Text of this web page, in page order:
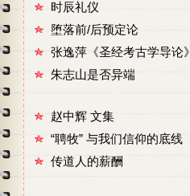
时辰礼仪
堕落前/后预定论
张逸萍《圣经考古学导论》
朱志山是否异端
赵中辉 文集
“聘牧” 与我们信仰的底线
传道人的薪酬